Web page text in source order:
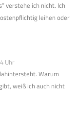
verstehe ich nicht. Ich
leihen oder
Uhr
Warum
weiß ich auch nicht